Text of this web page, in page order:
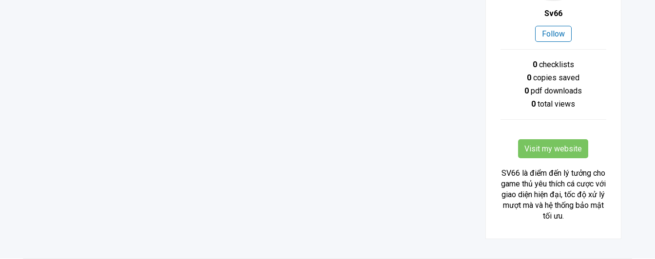
Sv66
Follow
0checklists
0 copies saved
0 pdf downloads
0 total views
Visit my website
SV66 là điểm đến lý tưởng cho
game thủ yêu thích cá cược với
giao diện hiện đại, tốc độ xử lý
mượt mà và hệ thống bảo mật
tối ưu.